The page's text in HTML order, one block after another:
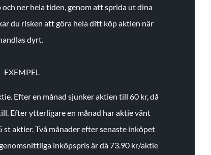
ner hela tiden, genom att sprida ut dina
du risken att göra hela ditt köp aktien när
dyrt.
EXEMPEL
Efter en månad sjunker aktien till 60 kr, då
Efter ytterligare en månad har aktie vänt
st aktier.Två månader efter senaste inköpet
inköpspris är då 73.90 kr/aktie